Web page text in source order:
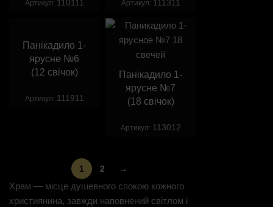
Артикул: 110111 Артикул: 111311
Панікадило 1-
ярусне №6
(12 свічок)
Артикул: 111911
Панікадило 1-
ярусне №7
(18 свічок)
Артикул: 113012
1 2 →
Храм — місце душевного спокою кожного
християнина, завжди наповнений світлом і